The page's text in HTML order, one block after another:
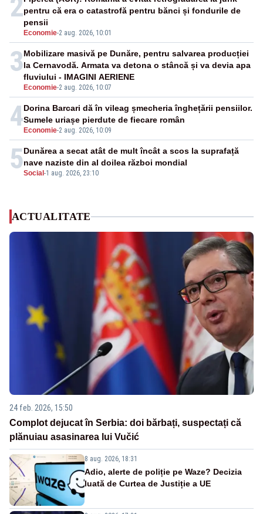
2
Economie-2 aug. 2026, 10:01
pentru că era o catastrofă pentru bănci și fondurile de
pensii
3
Economie-2 aug. 2026, 10:07
Mobilizare masivă pe Dunăre, pentru salvarea producției
la Cernavodă. Armata va detona o stâncă și va devia apa
fluviului - IMAGINI AERIENE
4 Economie-2 aug. 2026, 10:09
Dorina Barcari dă în vileag șmecheria înghețării pensiilor.
Sumele uriașe pierdute de fiecare român
5Social -1 aug. 2026, 23:10
Dunărea a secat atât de mult încât a scos la suprafață
nave naziste din al doilea război mondial
ACTUALITATE
24 feb. 2026, 15:50
Complot dejucat în Serbia: doi bărbați, suspectați că
plănuiau asasinarea lui Vučić
8 aug. 2026, 18:31
Adio, alerte de poliție pe Waze? Decizia
luată de Curtea de Justiție a UE